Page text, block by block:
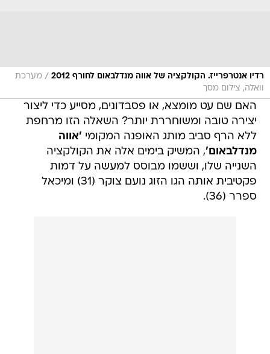
רדיו אנטרפרייז. הקולקציה של אווה מנדלבאום לחורף 2012 / מערכת
וואלה, צילום מסך
האם שם עט מומצא, או פסבדונים, מסייע כדי ליצור
יצירה טובה ומשוחררת יותר? השאלה הזו מרחפת
ללא הרף סביב מותג האופנה המקומי 'אווה
מנדלבאום', המשיק בימים אלה את הקולקציה
השנייה שלו, וששמו מבוסס למעשה על דמות
פקטיבית אותה הגו הזוג נועם צוקר (31) ומיכאל
ספרר (36).